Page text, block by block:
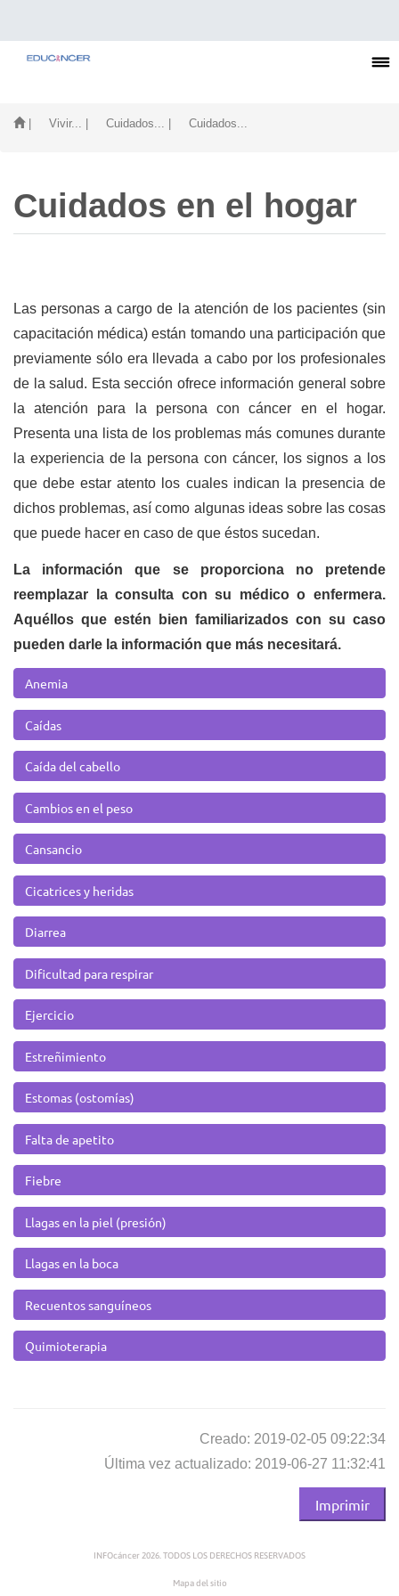
| Vivir... | Cuidados... | Cuidados...
Cuidados en el hogar
Las personas a cargo de la atención de los pacientes (sin
capacitación médica) están tomando una participación que
previamente sólo era llevada a cabo por los profesionales
de la salud. Esta sección ofrece información general sobre
la atención para la persona con cáncer en el hogar.
Presenta una lista de los problemas más comunes durante
la experiencia de la persona con cáncer, los signos a los
que debe estar atento los cuales indican la presencia de
dichos problemas, así como algunas ideas sobre las cosas
que puede hacer en caso de que éstos sucedan.
La información que se proporciona no pretende
reemplazar la consulta con su médico o enfermera.
Aquéllos que estén bien familiarizados con su caso
pueden darle la información que más necesitará.
Anemia
Caídas
Caída del cabello
Cambios en el peso
Cansancio
Cicatrices y heridas
Diarrea
Dificultad para respirar
Ejercicio
Estreñimiento
Estomas (ostomías)
Falta de apetito
Fiebre
Llagas en la piel (presión)
Llagas en la boca
Recuentos sanguíneos
Quimioterapia
Creado: 2019-02-05 09:22:34
Última vez actualizado: 2019-06-27 11:32:41
Imprimir
INFOcáncer 2026. TODOS LOS DERECHOS RESERVADOS
Mapa del sitio